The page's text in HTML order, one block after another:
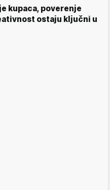
kupaca, poverenje
ostaju ključni u